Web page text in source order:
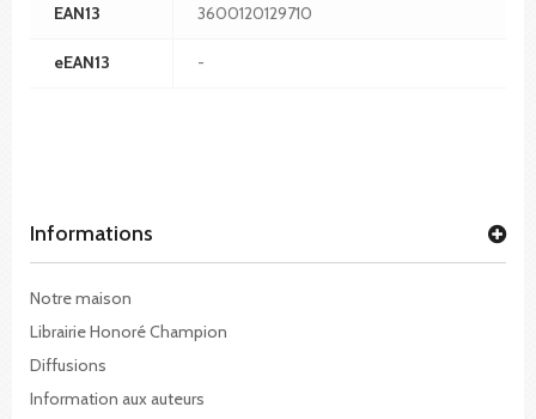
EAN13 3600120129710
eEAN13 -
Informations
Notre maison
Librairie Honoré Champion
Diffusions
Information aux auteurs